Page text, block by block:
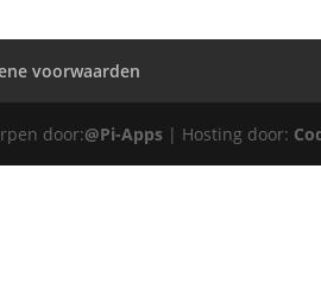
voorwaarden
door:@Pi-Apps | Hosting door: